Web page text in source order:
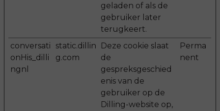
geladen of als de
gebruiker later
terugkeert.
conversati
onHis_dilli
ngnl
static.dillin
g.com
Deze cookie slaat
de
gespreksgeschied
enis van de
gebruiker op de
Dilling-website op,
Perma
nent